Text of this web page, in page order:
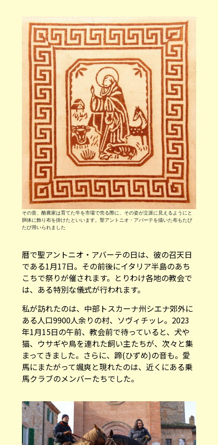
その昔、酪農家は育てた牛を市場で売る際に、その姿が立派に見えるようにと
胴体に飾り布を掛けたといいます。聖アントニオ・アバーテを描いた布もたび
たび用いられました
暦で聖アントニオ・アバーテの日は、彼の召天日
である1月17日。その前後にイタリア半島のあち
こちで祭りが催されます。とりわけ各地の教会で
は、ある特別な儀式が行われます。
私が訪れたのは、中部トスカーナ州シエナ郊外に
ある人口9900人余りの村、ソヴィチッレ。2023
年1月15日の午前、教会前で待っていると、犬や
猫、ウサギや鳥を連れた飼い主たちが、次々と集
まってきました。さらに、蹄(ひずめ)の音も。愛
馬にまたがって颯爽と現れたのは、近くにある乗
馬クラブのメンバーたちでした。